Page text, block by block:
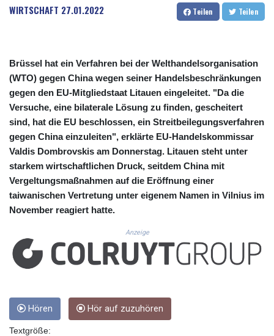
CUC 1.153523
CUP 30.568357
DKK 7.475497
DOP 67.329861
DZD 153.461287
EGP 57.417408
ERN 17.302844
ETB 186.159691
FJD 2.553842
FKP 0.857346
GBP 0.857708
GEL 3.016476
GGP 0.857346
GIP 0.857346
GMD 85.360325
GNF 10130.304785
HKD 9.049284
HNL 30.914302
WIRTSCHAFT 27.01.2022 Teilen Teilen
Brüssel hat ein Verfahren bei der Welthandelsorganisation
(WTO) gegen China wegen seiner Handelsbeschränkungen
gegen den EU-Mitgliedstaat Litauen eingeleitet. "Da die
Versuche, eine bilaterale Lösung zu finden, gescheitert
sind, hat die EU beschlossen, ein Streitbeilegungsverfahren
gegen China einzuleiten", erklärte EU-Handelskommissar
Valdis Dombrovskis am Donnerstag. Litauen steht unter
starkem wirtschaftlichen Druck, seitdem China mit
Vergeltungsmaßnahmen auf die Eröffnung einer
taiwanischen Vertretung unter eigenem Namen in Vilnius im
November reagiert hatte.
Anzeige
Hören Hör auf zuzuhören
Textgröße: